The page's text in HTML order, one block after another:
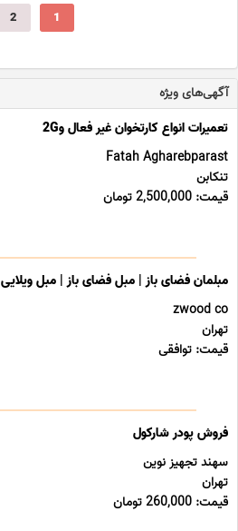
1
2
آگهی‌های ویژه
تعمیرات انواع کارتخوان غیر فعال و2G
Fatah Agharebparast
تنکابن
قیمت: 2,500,000 تومان
مبلمان فضای باز | مبل فضای باز | مبل ویلایی
zwood co
تهران
قیمت: توافقی
فروش پودر شارکول
سهند تجهیز نوین
تهران
قیمت: 260,000 تومان